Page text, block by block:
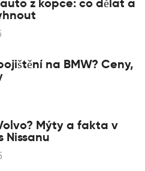
na BMW? Ceny,
Mýty a fakta v
Nissanu